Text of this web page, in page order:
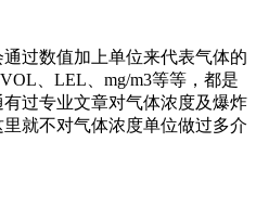
过数值加上单位来代表气体的
、LEL、mg/m3等等，都是
过专业文章对气体浓度及爆炸
里就不对气体浓度单位做过多介